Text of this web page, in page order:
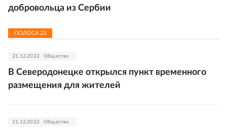
добровольца из Сербии
ПОЛОСА 23
21.12.2022 Общество
В Северодонецке открылся пункт временного
размещения для жителей
21.12.2022 Общество